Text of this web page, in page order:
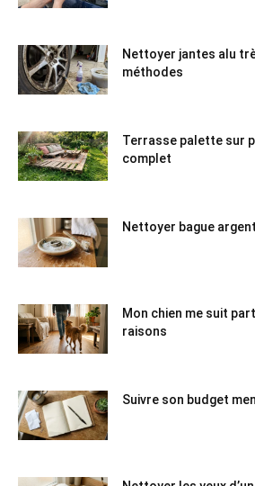
Nettoyer jantes alu
méthodes
Terrasse palette sur
complet
Nettoyer bague
Mon chien me suit
raisons
Suivre son budget